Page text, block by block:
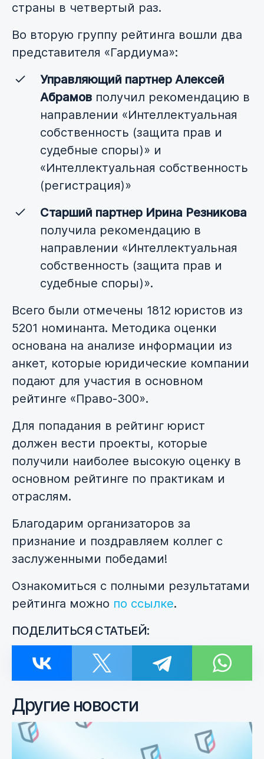
страны в четвертый раз.
Во вторую группу рейтинга вошли два
представителя «Гардиума»:
Управляющий партнер Алексей
Абрамов получил рекомендацию в
направлении «Интеллектуальная
собственность (защита прав и
судебные споры)» и
«Интеллектуальная собственность
(регистрация)»
Старший партнер Ирина Резникова
получила рекомендацию в
направлении «Интеллектуальная
собственность (защита прав и
судебные споры)».
Всего были отмечены 1812 юристов из
5201 номинанта. Методика оценки
основана на анализе информации из
анкет, которые юридические компании
подают для участия в основном
рейтинге «Право-300».
Для попадания в рейтинг юрист
должен вести проекты, которые
получили наиболее высокую оценку в
основном рейтинге по практикам и
отраслям.
Благодарим организаторов за
признание и поздравляем коллег с
заслуженными победами!
Ознакомиться с полными результатами
рейтинга можно по ссылке.
ПОДЕЛИТЬСЯ СТАТЬЕЙ:
Другие новости